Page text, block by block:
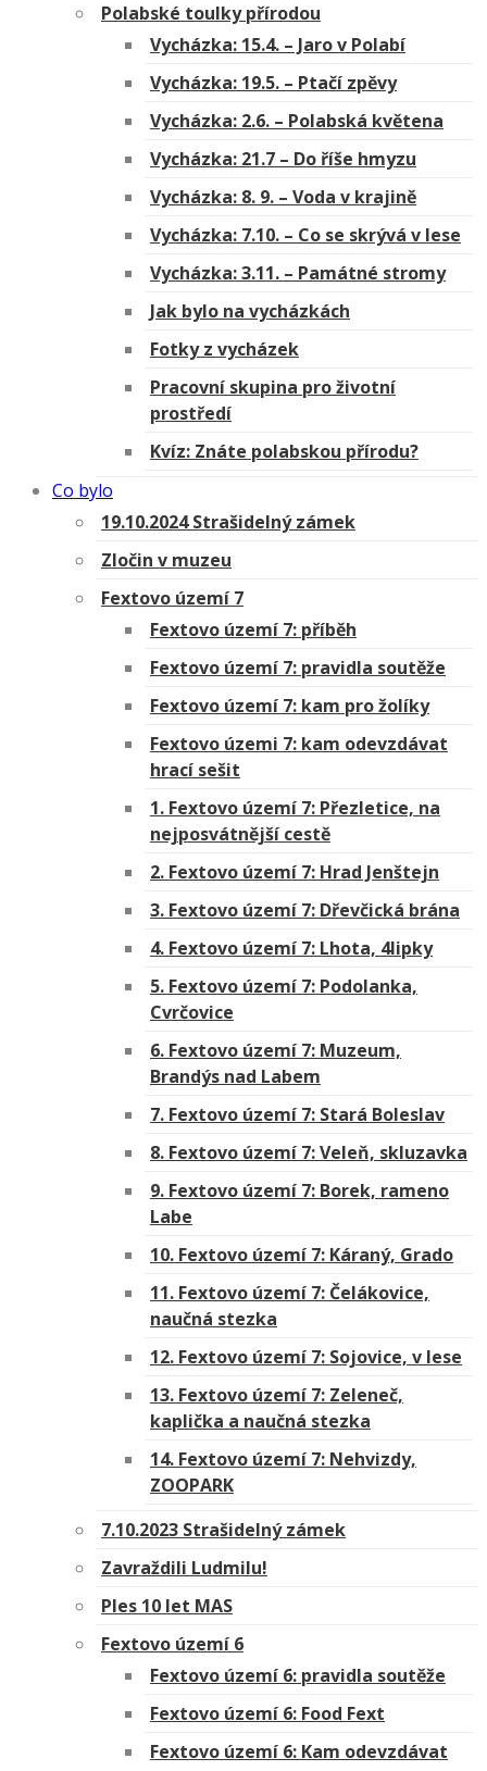
Polabské toulky přírodou
Vycházka: 15.4. – Jaro v Polabí
Vycházka: 19.5. – Ptačí zpěvy
Vycházka: 2.6. – Polabská květena
Vycházka: 21.7 – Do říše hmyzu
Vycházka: 8. 9. – Voda v krajině
Vycházka: 7.10. – Co se skrývá v lese
Vycházka: 3.11. – Památné stromy
Jak bylo na vycházkách
Fotky z vycházek
Pracovní skupina pro životní
prostředí
Kvíz: Znáte polabskou přírodu?
Co bylo
19.10.2024 Strašidelný zámek
Zločin v muzeu
Fextovo území 7
Fextovo území 7: příběh
Fextovo území 7: pravidla soutěže
Fextovo území 7: kam pro žolíky
Fextovo územi 7: kam odevzdávat
hrací sešit
1. Fextovo území 7: Přezletice, na
nejposvátnější cestě
2. Fextovo území 7: Hrad Jenštejn
3. Fextovo území 7: Dřevčická brána
4. Fextovo území 7: Lhota, 4lipky
5. Fextovo území 7: Podolanka,
Cvrčovice
6. Fextovo území 7: Muzeum,
Brandýs nad Labem
7. Fextovo území 7: Stará Boleslav
8. Fextovo území 7: Veleň, skluzavka
9. Fextovo území 7: Borek, rameno
Labe
10. Fextovo území 7: Káraný, Grado
11. Fextovo území 7: Čelákovice,
naučná stezka
12. Fextovo území 7: Sojovice, v lese
13. Fextovo území 7: Zeleneč,
kaplička a naučná stezka
14. Fextovo území 7: Nehvizdy,
ZOOPARK
7.10.2023 Strašidelný zámek
Zavraždili Ludmilu!
Ples 10 let MAS
Fextovo území 6
Fextovo území 6: pravidla soutěže
Fextovo území 6: Food Fext
Fextovo území 6: Kam odevzdávat